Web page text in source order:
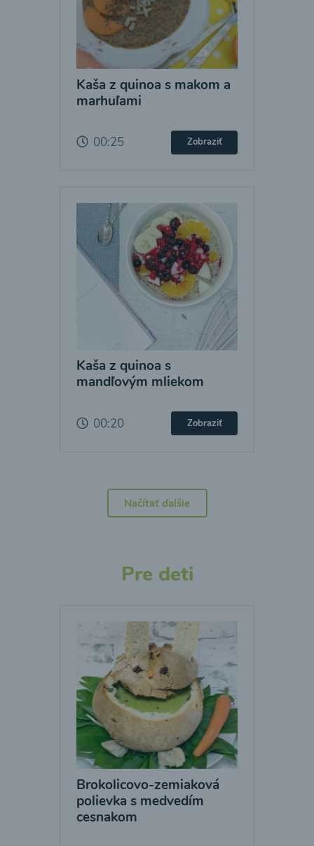
Kaša z quinoa s makom a
marhuľami
00:25 Zobraziť
Kaša z quinoa s
mandľovým mliekom
00:20 Zobraziť
Načítať ďalšie
Pre deti
Brokolicovo-zemiaková
polievka s medvedím
cesnakom